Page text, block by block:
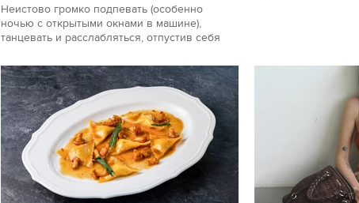
Неистово громко подпевать (особенно
ночью с открытыми окнами в машине),
танцевать и расслабляться, отпустив себя